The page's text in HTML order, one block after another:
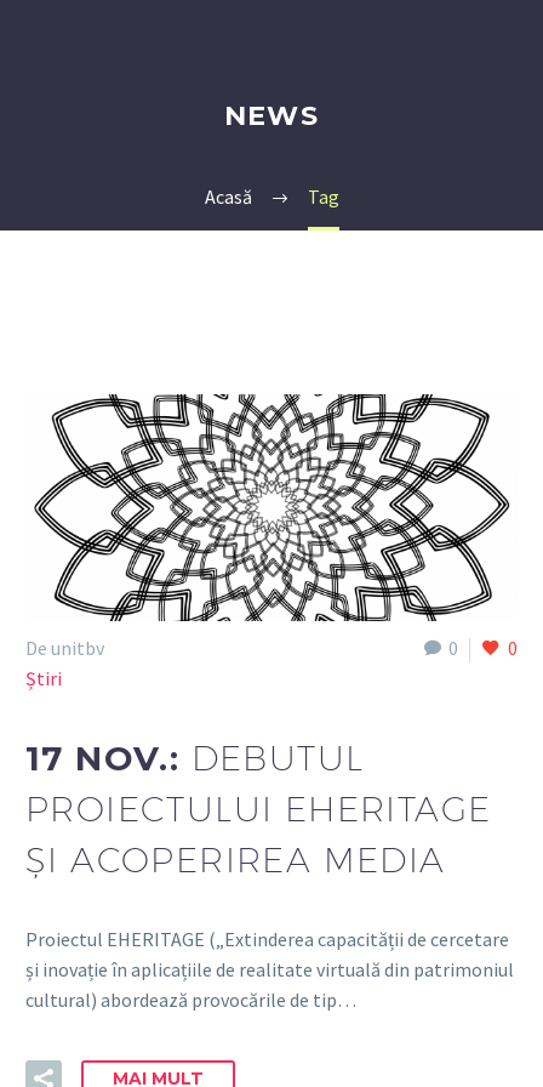
NEWS
Acasă Tag
0 0
De unitbv
Știri
17 NOV.: DEBUTUL
PROIECTULUI EHERITAGE
ȘI ACOPERIREA MEDIA
Proiectul EHERITAGE („Extinderea capacității de cercetare
și inovație în aplicațiile de realitate virtuală din patrimoniul
cultural) abordează provocările de tip…
MAI MULT